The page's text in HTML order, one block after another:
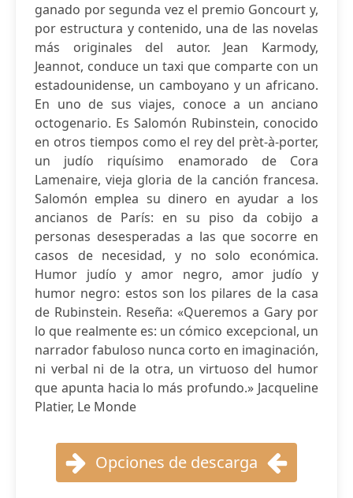
ganado por segunda vez el premio Goncourt y,
por estructura y contenido, una de las novelas
más originales del autor. Jean Karmody,
Jeannot, conduce un taxi que comparte con un
estadounidense, un camboyano y un africano.
En uno de sus viajes, conoce a un anciano
octogenario. Es Salomón Rubinstein, conocido
en otros tiempos como el rey del prèt-à-porter,
un judío riquísimo enamorado de Cora
Lamenaire, vieja gloria de la canción francesa.
Salomón emplea su dinero en ayudar a los
ancianos de París: en su piso da cobijo a
personas desesperadas a las que socorre en
casos de necesidad, y no solo económica.
Humor judío y amor negro, amor judío y
humor negro: estos son los pilares de la casa
de Rubinstein. Reseña: «Queremos a Gary por
lo que realmente es: un cómico excepcional, un
narrador fabuloso nunca corto en imaginación,
ni verbal ni de la otra, un virtuoso del humor
que apunta hacia lo más profundo.» Jacqueline
Platier, Le Monde
Opciones de descarga